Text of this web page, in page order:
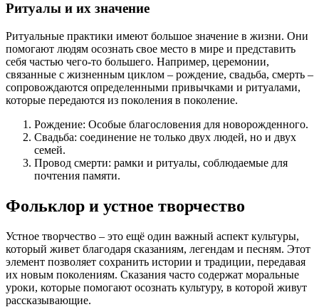
Ритуалы и их значение
Ритуальные практики имеют большое значение в жизни. Они
помогают людям осознать свое место в мире и представить
себя частью чего-то большего. Например, церемонии,
связанные с жизненным циклом – рождение, свадьба, смерть –
сопровождаются определенными привычками и ритуалами,
которые передаются из поколения в поколение.
Рождение: Особые благословения для новорожденного.
Свадьба: соединение не только двух людей, но и двух
семей.
Провод смерти: рамки и ритуалы, соблюдаемые для
почтения памяти.
Фольклор и устное творчество
Устное творчество – это ещё один важный аспект культуры,
который живет благодаря сказаниям, легендам и песням. Этот
элемент позволяет сохранить истории и традиции, передавая
их новым поколениям. Сказания часто содержат моральные
уроки, которые помогают осознать культуру, в которой живут
рассказывающие.